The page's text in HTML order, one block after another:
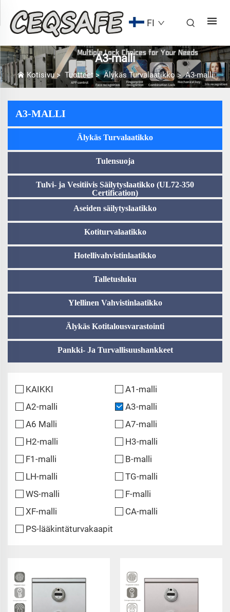
FI
A3-malli
Kotisivu> Tuotteet>Älykäs Turvalaatikko>A3-malli
A3-MALLI
Älykäs Turvalaatikko
Tulensuoja
Tulvi- ja Vesitiivis Säilytyslaatikko (UL72-350
Certification)
Aseiden säilytyslaatikko
Kotiturvalaatikko
Hotellivahvistinlaatikko
Talletusluku
Ylellinen Vahvistinlaatikko
Älykäs Kotitalousvarastointi
Pankki- Ja Turvallisuushankkeet
KAIKKI
A1-malli
A2-malli
A3-malli
A6 Malli
A7-malli
H2-malli
H3-malli
F1-malli
B-malli
LH-malli
TG-malli
WS-malli
F-malli
XF-malli
CA-malli
PS-lääkintäturvakaapit